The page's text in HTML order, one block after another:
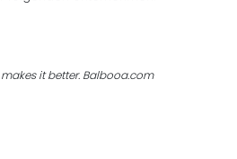
it better. Balbooa.com